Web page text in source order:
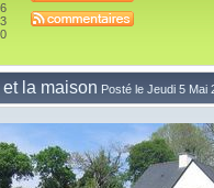
la maison Posté le Jeudi 5 Mai